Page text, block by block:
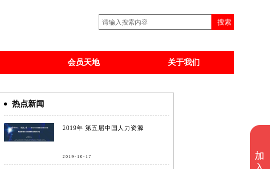
会员天地 关于我们
热点新闻
2019年 第五届中国人力资源
2019-10-17